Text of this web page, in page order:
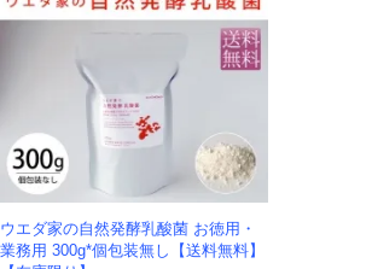
ウエダ家の自然発酵乳酸菌 お徳用・
業務用 300g*個包装無し【送料無料】